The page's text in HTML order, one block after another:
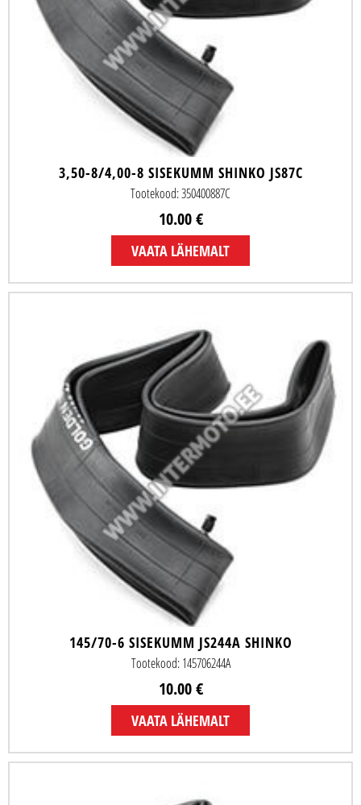
3,50-8/4,00-8 SISEKUMM SHINKO JS87C
Tootekood: 350400887C
10.00 €
VAATA LÄHEMALT
145/70-6 SISEKUMM JS244A SHINKO
Tootekood: 145706244A
10.00 €
VAATA LÄHEMALT